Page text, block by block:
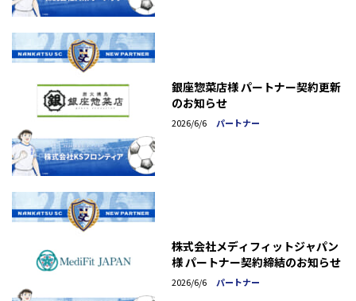
銀座惣菜店様 パートナー契約更新
のお知らせ
2026/6/6 パートナー
株式会社メディフィットジャパン
様 パートナー契約締結のお知らせ
2026/6/6 パートナー